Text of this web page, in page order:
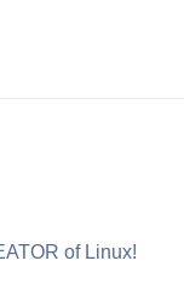
of Linux!